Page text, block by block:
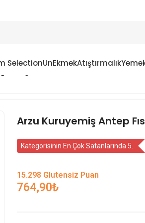
SelectionUnEkmekAtıştırmalık
Arzu Kuruyemiş Antep
Kategorisinin En Çok Satanlarında 5.
15.298 Glutensiz Puan
764,90₺